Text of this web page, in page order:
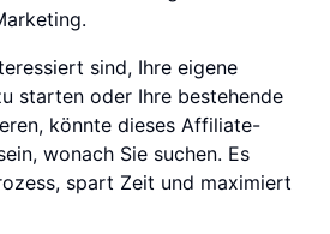
sind, Ihre eigene
starten oder Ihre bestehende
könnte dieses Affiliate-
wonach Sie suchen. Es
spart Zeit und maximiert